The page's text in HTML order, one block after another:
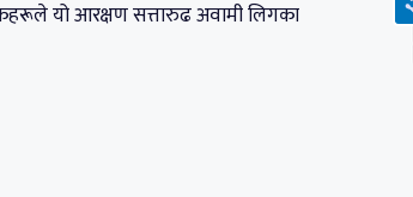
यो आरक्षण सत्तारुढ अवामी लिगका